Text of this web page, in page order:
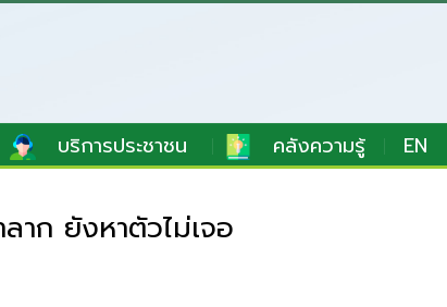
บริการประชาชน คลังความรู้ EN
ก ยังหาตัวไม่เจอ